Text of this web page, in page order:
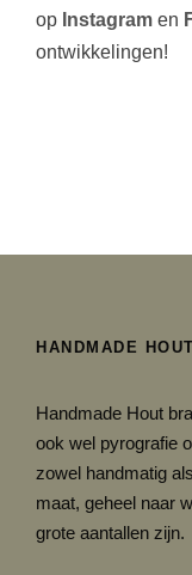
op Instagram en
ontwikkelingen!
HANDMADE HOUT
Handmade Hout
ook wel pyrografie
zowel handmatig
maat, geheel naar
grote aantallen zijn.